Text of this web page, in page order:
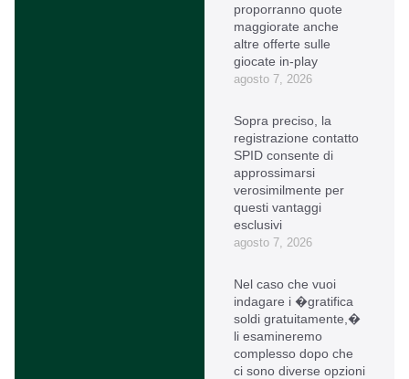
proporranno quote
maggiorate anche
altre offerte sulle
giocate in-play
agosto 7, 2026
Sopra preciso, la
registrazione contatto
SPID consente di
approssimarsi
verosimilmente per
questi vantaggi
esclusivi
agosto 7, 2026
Nel caso che vuoi
indagare i �gratifica
soldi gratuitamente,�
li esamineremo
complesso dopo che
ci sono diverse opzioni